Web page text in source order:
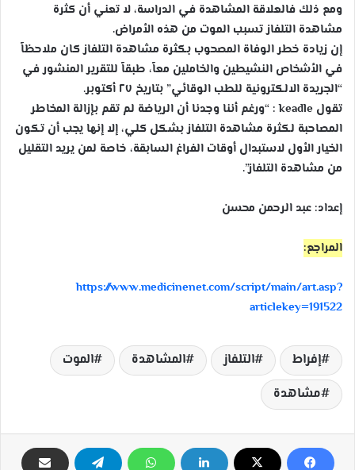
ومع ذلك فالعلاقة المشاهدة في الدراسة، لا تعني أن كثرة
مشاهدة التلفاز تسبب الموت من هذه الأمراض.
إن زيادة خطر الوفاة المصحوب بكثرة مشاهدة التلفاز كان ملاحظاً
في الأشخاص النشيطين والخاملين معاً، طبقاً للتقرير المنشور في
“الجريدة الالكترونية للطب الوقائي” بتاريخ ٢٧ أكتوبر.
تقول keadle : “ورغم أننا وجدنا أن الرياضة لم تقم بإزالة المخاطر
المصاحبة لكثرة مشاهدة التلفاز بشكل كلي، إلا إنها يجب أن تكون
الخيار الأول لاستبدال أوقات الفراغ السابقة، خاصة لمن يريد التقليل
من مشاهدة التلفاز”.
إعداد: عبد الرحمن محسن
المراجع:
https://www.medicinenet.com/script/main/art.asp?
articlekey=191522
إفراط التلفاز المشاهدة
الموت
مشاهدة